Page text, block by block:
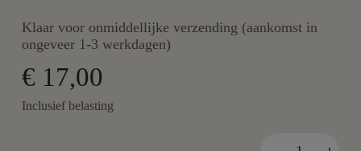
Klaar voor onmiddellijke verzending (aankomst in
ongeveer 1-3 werkdagen)
€ 17,00
Inclusief belasting